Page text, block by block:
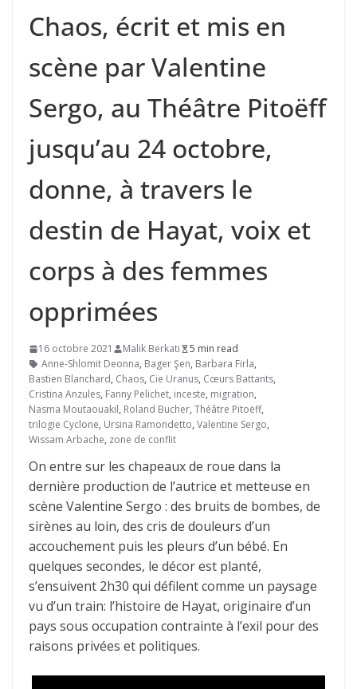
Chaos, écrit et mis en
scène par Valentine
Sergo, au Théâtre Pitoëff
jusqu’au 24 octobre,
donne, à travers le
destin de Hayat, voix et
corps à des femmes
opprimées
16 octobre 2021 Malik Berkati
5 min read
Anne-Shlomit Deonna, Bager Şen, Barbara Firla,
Bastien Blanchard, Chaos, Cie Uranus, Cœurs Battants,
Cristina Anzules, Fanny Pelichet, inceste, migration,
Nasma Moutaouakil, Roland Bucher, Théâtre Pitoëff,
trilogie Cyclone, Ursina Ramondetto, Valentine Sergo,
Wissam Arbache, zone de conflit
On entre sur les chapeaux de roue dans la
dernière production de l’autrice et metteuse en
scène Valentine Sergo : des bruits de bombes, de
sirènes au loin, des cris de douleurs d’un
accouchement puis les pleurs d’un bébé. En
quelques secondes, le décor est planté,
s’ensuivent 2h30 qui défilent comme un paysage
vu d’un train: l’histoire de Hayat, originaire d’un
pays sous occupation contrainte à l’exil pour des
raisons privées et politiques.